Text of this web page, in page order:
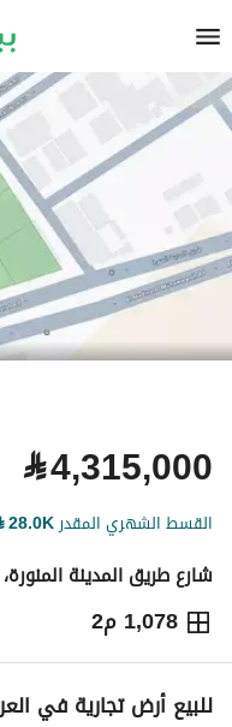
⃁4,315,000
القسط الشهري المقدر28.0K
شارع طريق المدينة المنورة،
1,078 م2
⃁
4,315,000
التفاصيل
للبيع أرض تجارية في